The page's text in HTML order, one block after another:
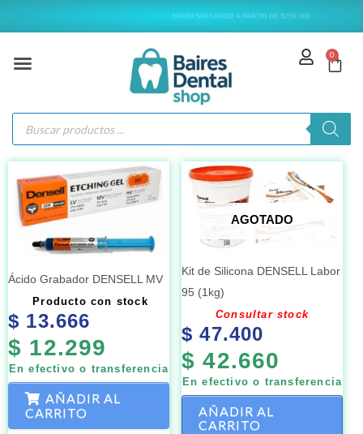
al
ENVÍO SIN CARGO A PARTIR DE $250.000
0
Búsqueda
productos
Ácido Grabador DENSELL MV
Producto con stock
$ 13.666
$ 12.299
En efectivo o transferencia
AÑADIR AL
CARRITO
AGOTADO
Kit de Silicona DENSELL Labor
95 (1kg)
Consultar stock
$ 47.400
$ 42.660
En efectivo o transferencia
AÑADIR AL
CARRITO